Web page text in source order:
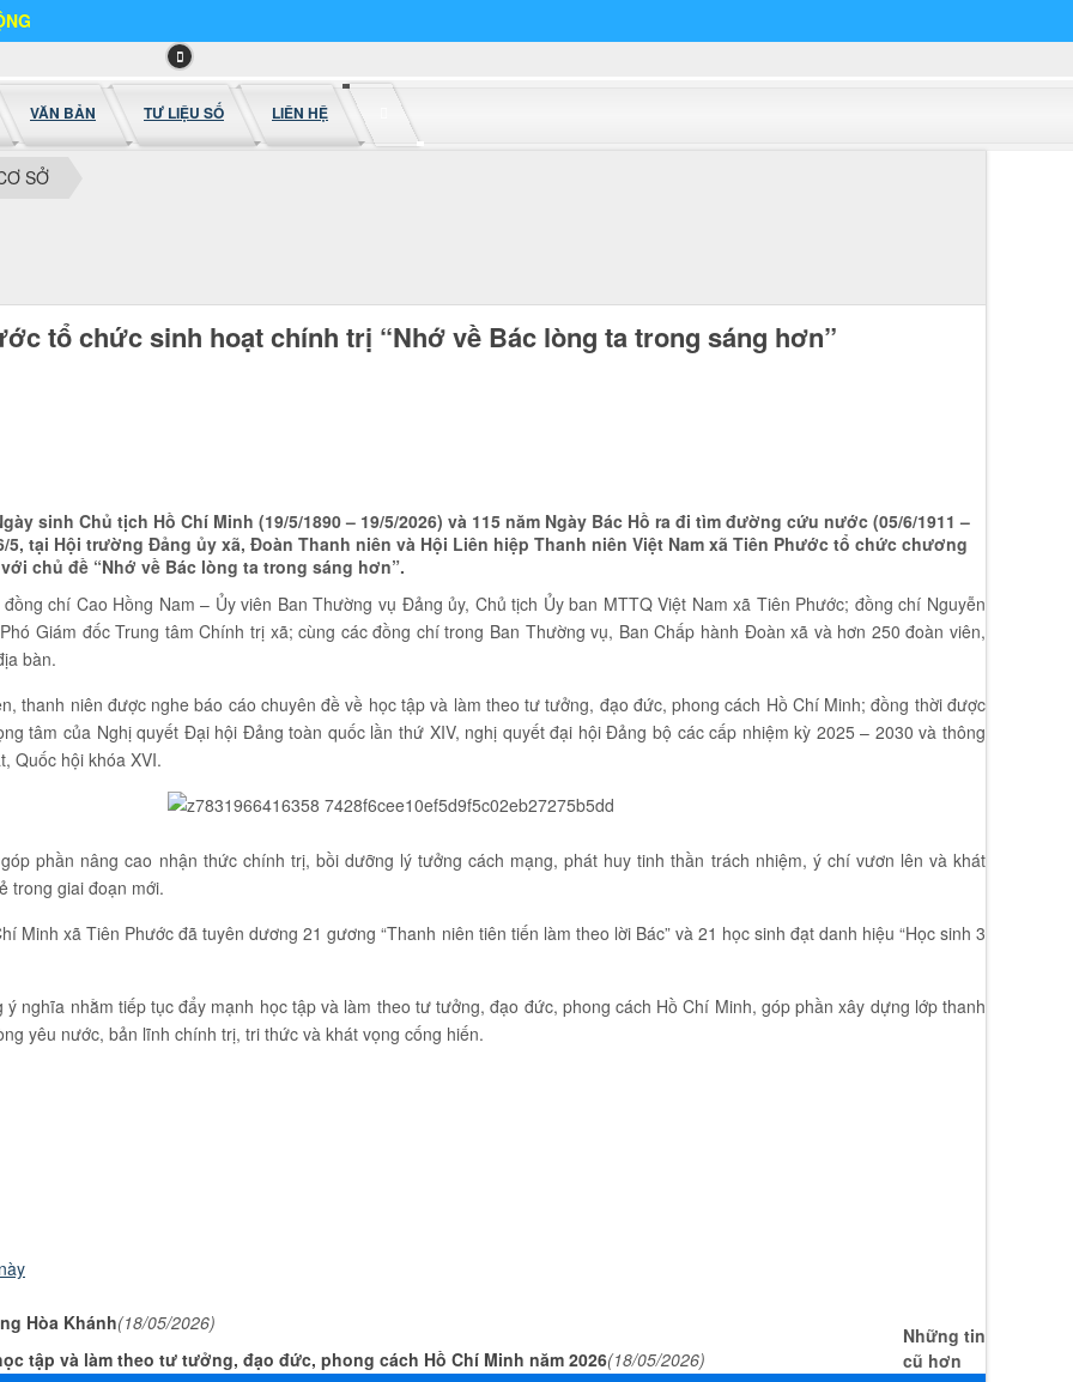
VĂN BẢN TƯ LIỆU SỐ LIÊN HỆ
SỞ
tổ chức sinh hoạt chính trị “Nhớ về Bác lòng ta trong sáng hơn”
sinh Chủ tịch Hồ Chí Minh (19/5/1890 – 19/5/2026) và 115 năm Ngày Bác Hồ ra đi tìm đường cứu nước (05/6/1911 –
5, tại Hội trường Đảng ủy xã, Đoàn Thanh niên và Hội Liên hiệp Thanh niên Việt Nam xã Tiên Phước tổ chức chương
chủ đề “Nhớ về Bác lòng ta trong sáng hơn”.
chí Cao Hồng Nam – Ủy viên Ban Thường vụ Đảng ủy, Chủ tịch Ủy ban MTTQ Việt Nam xã Tiên Phước; đồng chí Nguyễn
Giám đốc Trung tâm Chính trị xã; cùng các đồng chí trong Ban Thường vụ, Ban Chấp hành Đoàn xã và hơn 250 đoàn viên,
bàn.
thanh niên được nghe báo cáo chuyên đề về học tập và làm theo tư tưởng, đạo đức, phong cách Hồ Chí Minh; đồng thời được
tâm của Nghị quyết Đại hội Đảng toàn quốc lần thứ XIV, nghị quyết đại hội Đảng bộ các cấp nhiệm kỳ 2025 – 2030 và thông
Quốc hội khóa XVI.
phần nâng cao nhận thức chính trị, bồi dưỡng lý tưởng cách mạng, phát huy tinh thần trách nhiệm, ý chí vươn lên và khát
trong giai đoạn mới.
Minh xã Tiên Phước đã tuyên dương 21 gương “Thanh niên tiên tiến làm theo lời Bác” và 21 học sinh đạt danh hiệu “Học sinh 3
nghĩa nhằm tiếp tục đẩy mạnh học tập và làm theo tư tưởng, đạo đức, phong cách Hồ Chí Minh, góp phần xây dựng lớp thanh
yêu nước, bản lĩnh chính trị, tri thức và khát vọng cống hiến.
Hòa Khánh(18/05/2026)
tập và làm theo tư tưởng, đạo đức, phong cách Hồ Chí Minh năm 2026(18/05/2026)
Những tin
cũ hơn